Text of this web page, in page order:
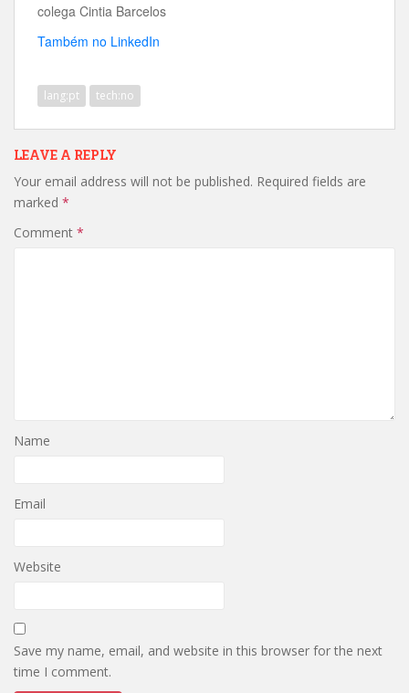
colega Cintia Barcelos
Também no LinkedIn
lang:pt tech:no
LEAVE A REPLY
Your email address will not be published. Required fields are
marked *
Comment *
Name
Email
Website
Save my name, email, and website in this browser for the next
time I comment.